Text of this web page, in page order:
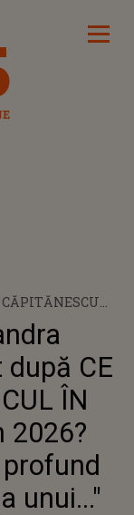
LOCUL
CE
ÎN
2026?
unui..."